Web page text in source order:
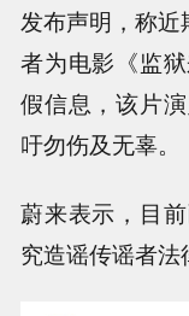
发布声明，称
者为电影《监
假信息，该片
吁勿伤及无辜。
蔚来表示，目
究造谣传谣者法